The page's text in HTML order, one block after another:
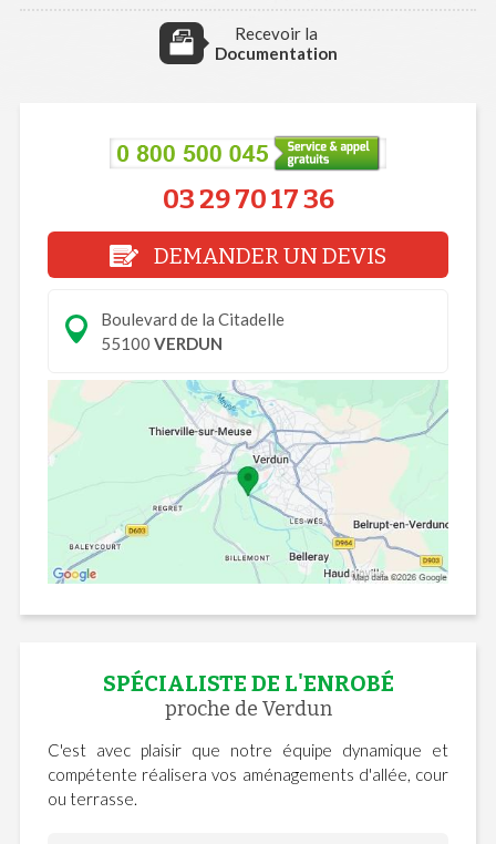
Recevoir la
Documentation
03 29 70 17 36
DEMANDER UN DEVIS
Boulevard de la Citadelle
55100 VERDUN
SPÉCIALISTE DE L'ENROBÉ
proche de Verdun
C'est avec plaisir que notre équipe dynamique et
compétente réalisera vos aménagements d'allée, cour
ou terrasse.